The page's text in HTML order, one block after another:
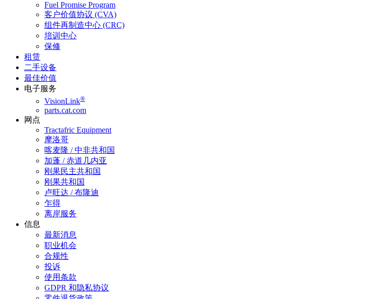
Fuel Promise Program
客户价值协议 (CVA)
组件再制造中心 (CRC)
培训中心
保修
租赁
二手设备
最佳价值
电子服务
VisionLink®
parts.cat.com
网点
Tractafric Equipment
摩洛哥
喀麦隆 / 中非共和国
加蓬 / 赤道几内亚
刚果民主共和国
刚果共和国
卢旺达 / 布隆迪
乍得
离岸服务
信息
最新消息
职业机会
合规性
投诉
使用条款
GDPR 和隐私协议